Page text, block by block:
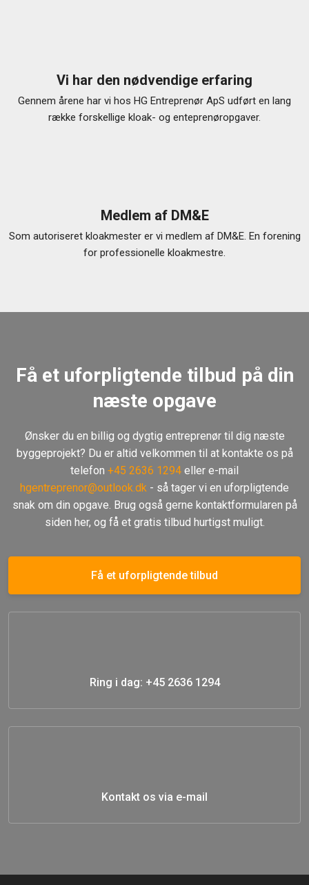
Vi har den nødvendige erfaring
Gennem årene har vi hos HG Entreprenør ApS udført en lang
række forskellige kloak- og enteprenøropgaver.
Medlem af DM&E
Som autoriseret kloakmester er vi medlem af DM&E. En forening
for professionelle kloakmestre.
Få et uforpligtende tilbud på din
næste opgave
Ønsker du en billig og dygtig entreprenør til dig næste
byggeprojekt? Du er altid velkommen til at kontakte os på
telefon +45 2636 1294 eller e-mail
hgentreprenor@outlook.dk - så tager vi en uforpligtende
snak om din opgave. Brug også gerne kontaktformularen på
siden her, og få et gratis tilbud hurtigst muligt.
Få et uforpligtende tilbud
Ring i dag: +45 2636 1294
Kontakt os via e-mail